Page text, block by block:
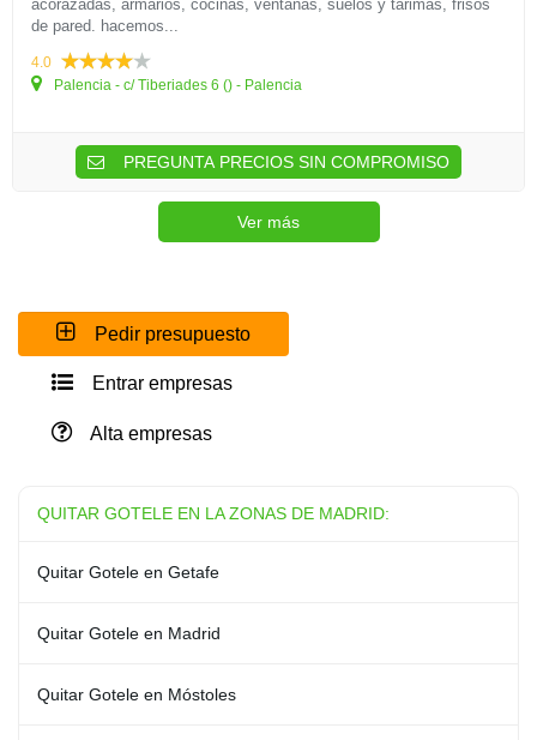
acorazadas, armarios, cocinas, ventanas, suelos y tarimas, frisos
de pared. hacemos...
4.0
Palencia - c/ Tiberiades 6 () - Palencia
PREGUNTA PRECIOS SIN COMPROMISO
Ver más
Pedir presupuesto
Entrar empresas
Alta empresas
QUITAR GOTELE EN LA ZONAS DE MADRID:
Quitar Gotele en Getafe
Quitar Gotele en Madrid
Quitar Gotele en Móstoles